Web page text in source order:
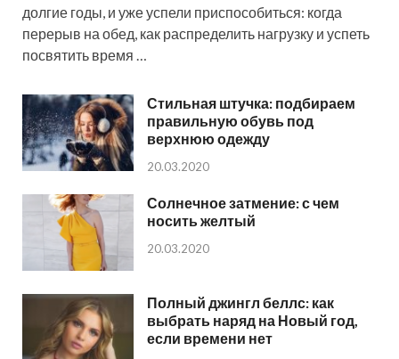
долгие годы, и уже успели приспособиться: когда
перерыв на обед, как распределить нагрузку и успеть
посвятить время …
Стильная штучка: подбираем
правильную обувь под
верхнюю одежду
20.03.2020
Солнечное затмение: с чем
носить желтый
20.03.2020
Полный джингл беллс: как
выбрать наряд на Новый год,
если времени нет